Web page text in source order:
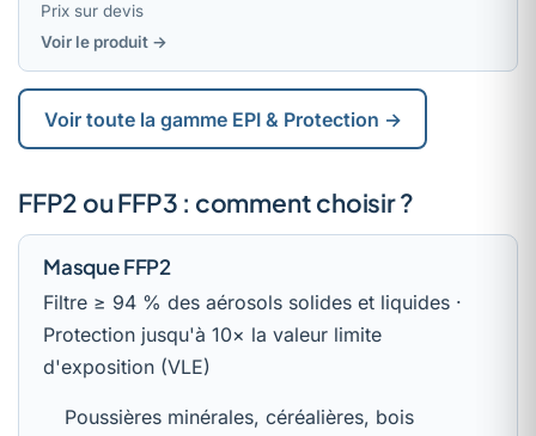
Prix sur devis
Voir le produit →
Voir toute la gamme EPI & Protection →
FFP2 ou FFP3 : comment choisir ?
Masque FFP2
Filtre ≥ 94 % des aérosols solides et liquides ·
Protection jusqu'à 10× la valeur limite
d'exposition (VLE)
Poussières minérales, céréalières, bois